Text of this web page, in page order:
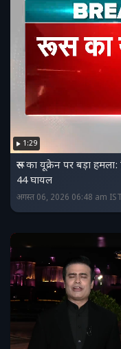
1:29
रूस का यूक्रेन पर बड़ा
44 घायल
अगस्त 06, 2026 06:48 am IST